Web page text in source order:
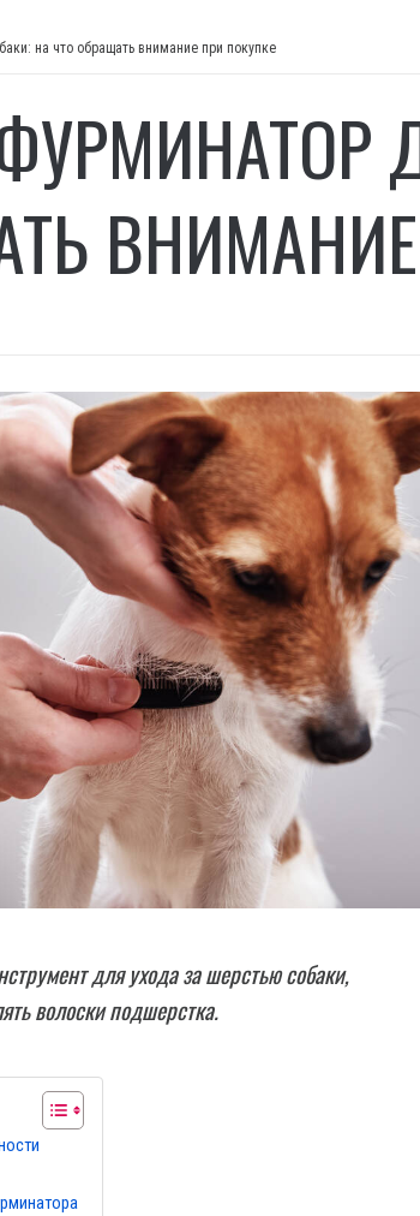
на что обращать внимание при покупке
для ухода за шерстью собаки,
волоски подшерстка.